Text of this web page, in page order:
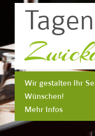
Tagen
Wir gestalten Ihr
Wünschen!
Mehr Infos